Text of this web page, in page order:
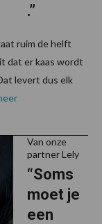
.”
ruim de helft
dat er kaas wordt
levert dus elk
Van onze
partner Lely
“Soms
moet je
een